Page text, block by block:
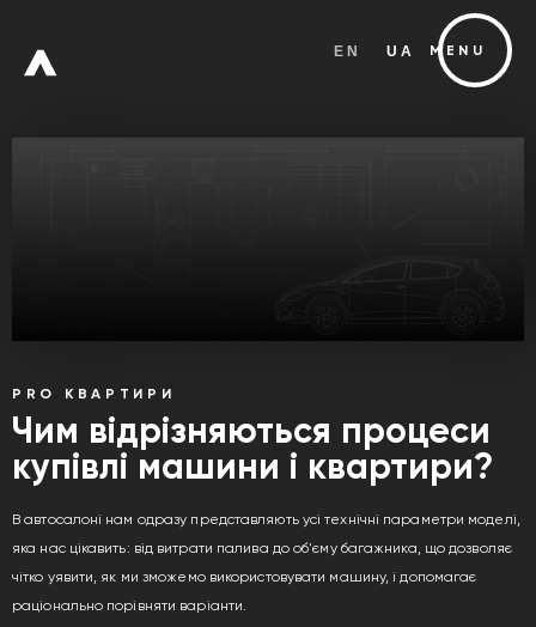
W
EN UA MENU
PRO КВАРТИРИ
Чим відрізняються процеси
купівлі машини і квартири?
В автосалоні нам одразу представляють усі технічні параметри моделі,
яка нас цікавить: від витрати палива до об'єму багажника, що дозволяє
чітко уявити, як ми зможемо використовувати машину, і допомагає
раціонально порівняти варіанти.